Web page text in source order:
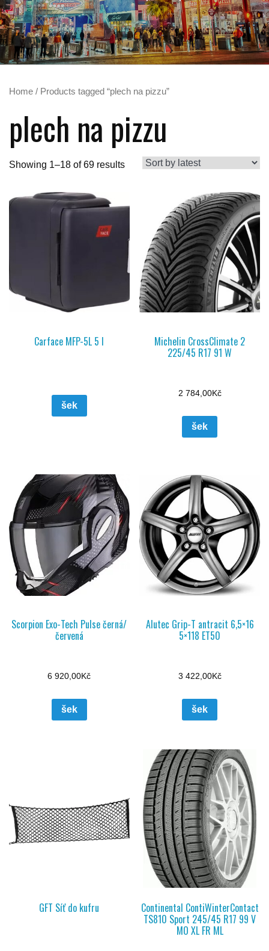
Home / Products tagged “plech na pizzu”
plech na pizzu
Showing 1–18 of 69 results
Carface MFP-5L 5 l
šek
Michelin CrossClimate 2
225/45 R17 91 W
2 784,00Kč
šek
Scorpion Exo-Tech Pulse černá/
červená
6 920,00Kč
šek
Alutec Grip-T antracit 6,5×16
5×118 ET50
3 422,00Kč
šek
GFT Síť do kufru Continental ContiWinterContact
TS810 Sport 245/45 R17 99 V
MO XL FR ML